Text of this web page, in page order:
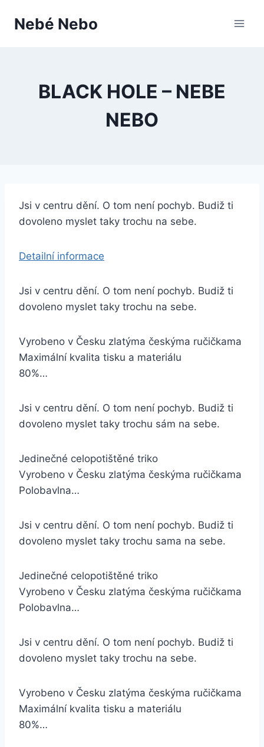
Nebé Nebo
BLACK HOLE – NEBE
NEBO
Jsi v centru dění. O tom není pochyb. Budiž ti
dovoleno myslet taky trochu na sebe.
Detailní informace
Jsi v centru dění. O tom není pochyb. Budiž ti
dovoleno myslet taky trochu na sebe.
Vyrobeno v Česku zlatýma českýma ručičkama
Maximální kvalita tisku a materiálu
80%…
Jsi v centru dění. O tom není pochyb. Budiž ti
dovoleno myslet taky trochu sám na sebe.
Jedinečné celopotištěné triko
Vyrobeno v Česku zlatýma českýma ručičkama
Polobavlna…
Jsi v centru dění. O tom není pochyb. Budiž ti
dovoleno myslet taky trochu sama na sebe.
Jedinečné celopotištěné triko
Vyrobeno v Česku zlatýma českýma ručičkama
Polobavlna…
Jsi v centru dění. O tom není pochyb. Budiž ti
dovoleno myslet taky trochu na sebe.
Vyrobeno v Česku zlatýma českýma ručičkama
Maximální kvalita tisku a materiálu
80%…